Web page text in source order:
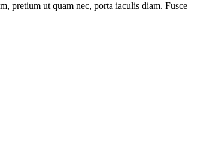
pretium ut quam nec, porta iaculis diam. Fusce